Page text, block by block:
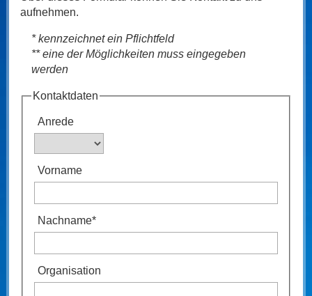
aufnehmen.
* kennzeichnet ein Pflichtfeld
** eine der Möglichkeiten muss eingegeben
werden
Kontaktdaten
Anrede
Vorname
Nachname*
Organisation